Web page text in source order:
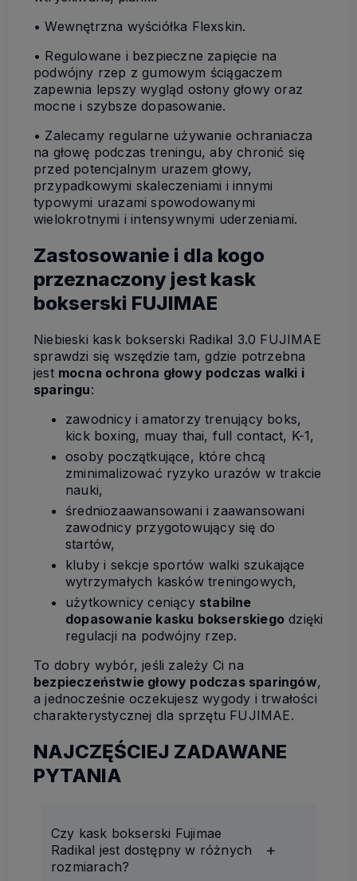
• Wewnętrzna wyściółka Flexskin.
• Regulowane i bezpieczne zapięcie na
podwójny rzep z gumowym ściągaczem
zapewnia lepszy wygląd osłony głowy oraz
mocne i szybsze dopasowanie.
• Zalecamy regularne używanie ochraniacza
na głowę podczas treningu, aby chronić się
przed potencjalnym urazem głowy,
przypadkowymi skaleczeniami i innymi
typowymi urazami spowodowanymi
wielokrotnymi i intensywnymi uderzeniami.
Zastosowanie i dla kogo
przeznaczony jest kask
bokserski FUJIMAE
Niebieski kask bokserski Radikal 3.0 FUJIMAE
sprawdzi się wszędzie tam, gdzie potrzebna
jest mocna ochrona głowy podczas walki i
sparingu:
zawodnicy i amatorzy trenujący boks,
kick boxing, muay thai, full contact, K-1,
osoby początkujące, które chcą
zminimalizować ryzyko urazów w trakcie
nauki,
średniozaawansowani i zaawansowani
zawodnicy przygotowujący się do
startów,
kluby i sekcje sportów walki szukające
wytrzymałych kasków treningowych,
użytkownicy ceniący stabilne
dopasowanie kasku bokserskiego dzięki
regulacji na podwójny rzep.
To dobry wybór, jeśli zależy Ci na
bezpieczeństwie głowy podczas sparingów,
a jednocześnie oczekujesz wygody i trwałości
charakterystycznej dla sprzętu FUJIMAE.
NAJCZĘŚCIEJ ZADAWANE
PYTANIA
Czy kask bokserski Fujimae
Radikal jest dostępny w różnych
rozmiarach?